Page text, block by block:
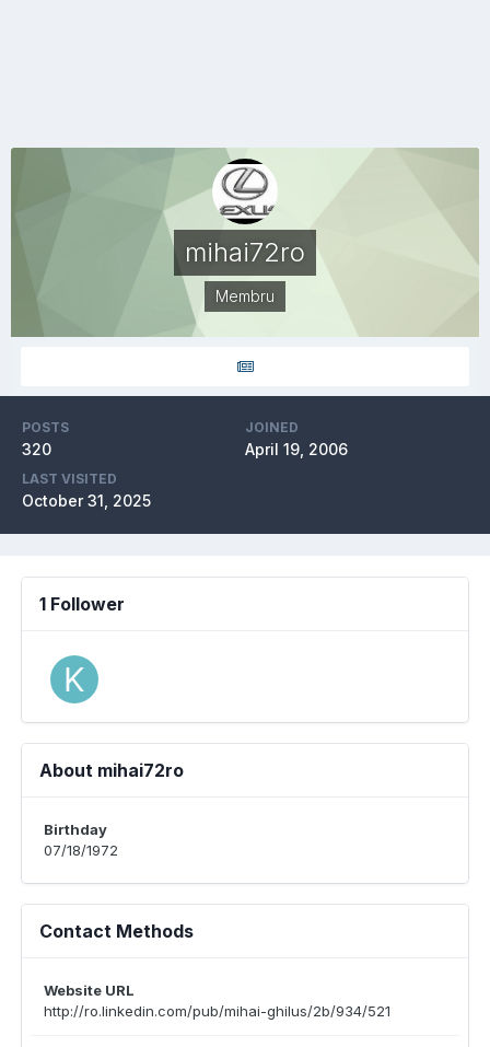
mihai72ro
Membru
POSTS
320
JOINED
April 19, 2006
LAST VISITED
October 31, 2025
1 Follower
About mihai72ro
Birthday
07/18/1972
Contact Methods
Website URL
http://ro.linkedin.com/pub/mihai-ghilus/2b/934/521